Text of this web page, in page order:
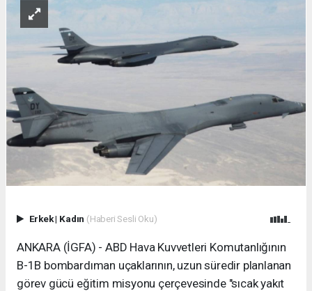
Erkek| Kadın (Haberi Sesli Oku)
ANKARA (İGFA) - ABD Hava Kuvvetleri Komutanlığının
B-1B bombardıman uçaklarının, uzun süredir planlanan
görev gücü eğitim misyonu çerçevesinde "sıcak yakıt